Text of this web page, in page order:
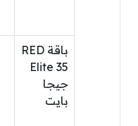
باقة RED
Elite 35
جيجا
بايت